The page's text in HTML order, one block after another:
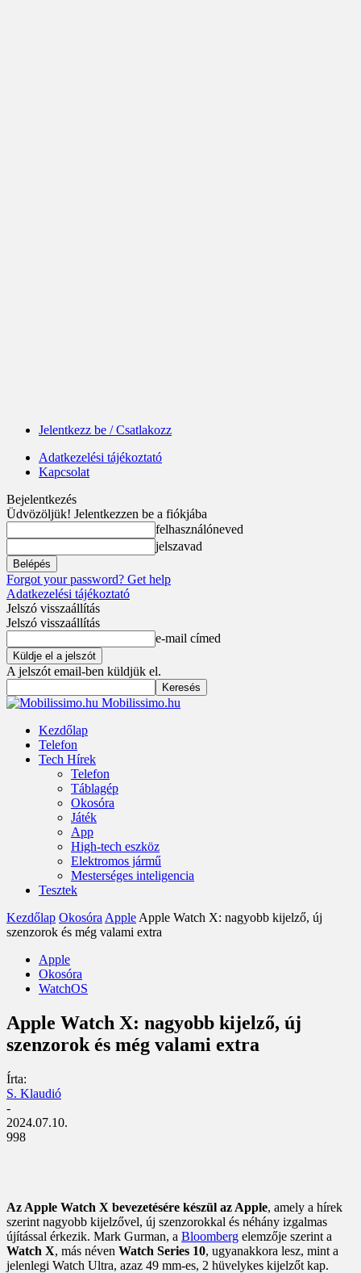
Jelentkezz be / Csatlakozz
Adatkezelési tájékoztató
Kapcsolat
Bejelentkezés
Üdvözöljük! Jelentkezzen be a fiókjába
felhasználóneved
jelszavad
Forgot your password? Get help
Adatkezelési tájékoztató
Jelszó visszaállítás
Jelszó visszaállítás
e-mail címed
A jelszót email-ben küldjük el.
Mobilissimo.hu
Kezdőlap
Telefon
Tech Hírek
Telefon
Táblagép
Okosóra
Játék
App
High-tech eszköz
Elektromos jármű
Mesterséges inteligencia
Tesztek
Kezdőlap Okosóra Apple Apple Watch X: nagyobb kijelző, új
szenzorok és még valami extra
Apple
Okosóra
WatchOS
Apple Watch X: nagyobb kijelző, új
szenzorok és még valami extra
Írta:
S. Klaudió
-
2024.07.10.
998
Az Apple Watch X bevezetésére készül az Apple, amely a hírek
szerint nagyobb kijelzővel, új szenzorokkal és néhány izgalmas
újítással érkezik. Mark Gurman, a Bloomberg elemzője szerint a
Watch X, más néven Watch Series 10, ugyanakkora lesz, mint a
jelenlegi Watch Ultra, azaz 49 mm-es, 2 hüvelykes kijelzőt kap.